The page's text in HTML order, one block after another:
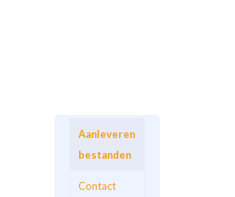
Aanleveren
bestanden
Contact